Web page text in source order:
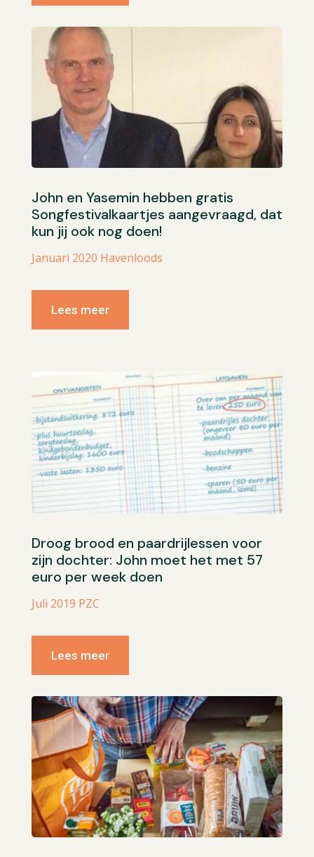
John en Yasemin hebben gratis
Songfestivalkaartjes aangevraagd, dat
kun jij ook nog doen!
Januari 2020 Havenloods
Lees meer
Droog brood en paardrijlessen voor
zijn dochter: John moet het met 57
euro per week doen
Juli 2019 PZC
Lees meer